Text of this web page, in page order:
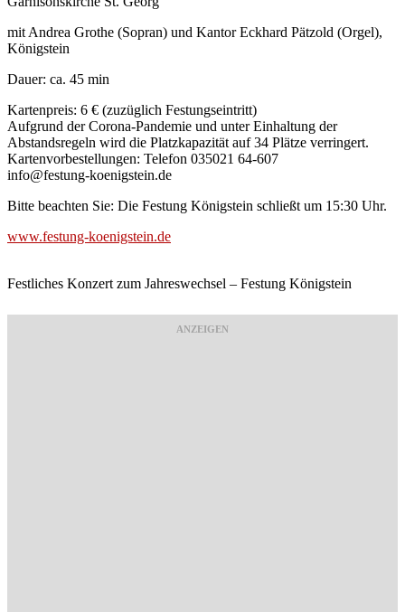
mit Andrea Grothe (Sopran) und Kantor Eckhard Pätzold (Orgel),
Königstein
Dauer: ca. 45 min
Kartenpreis: 6 € (zuzüglich Festungseintritt)
Aufgrund der Corona-Pandemie und unter Einhaltung der
Abstandsregeln wird die Platzkapazität auf 34 Plätze verringert.
Kartenvorbestellungen: Telefon 035021 64-607
info@festung-koenigstein.de
Bitte beachten Sie: Die Festung Königstein schließt um 15:30 Uhr.
www.festung-koenigstein.de
Festliches Konzert zum Jahreswechsel – Festung Königstein
ANZEIGEN